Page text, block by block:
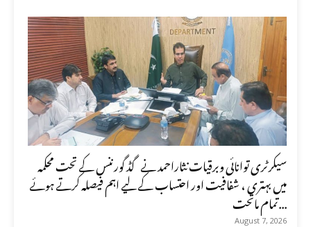
سیکرٹری توانائی وبرقیات نثاراحمد نے گڈ گورننس کے تحت محکمہ
میں بہتری ، شفافیت اور احتساب کے لیے اہم فیصلہ کرتے ہوئے
تمام ماتحت...
August 7, 2026